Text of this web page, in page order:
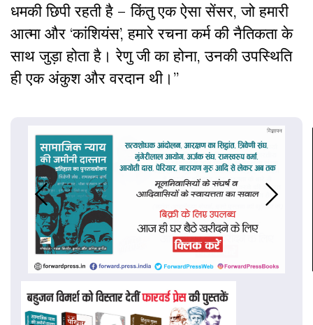
धमकी छिपी रहती है – किंतु एक ऐसा सेंसर, जो हमारी
आत्मा और ‘कांशियंस’, हमारे रचना कर्म की नैतिकता के
साथ जुड़ा होता है। रेणु जी का होना, उनकी उपस्थिति
ही एक अंकुश और वरदान थी।”